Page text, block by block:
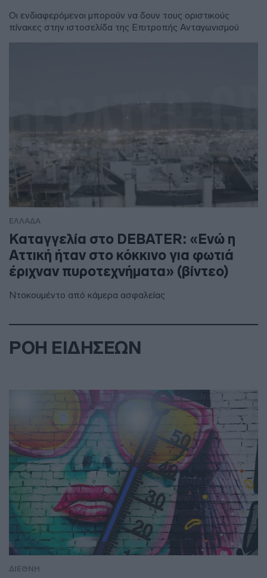
Οι ενδιαφερόμενοι μπορούν να δουν τους οριστικούς
πίνακες στην ιστοσελίδα της Επιτροπής Ανταγωνισμού
ΕΛΛΑΔΑ
Καταγγελία στο DEBATER: «Ενώ η
Αττική ήταν στο κόκκινο για φωτιά
έριχναν πυροτεχνήματα» (βίντεο)
Ντοκουμέντο από κάμερα ασφαλείας
ΡΟΗ ΕΙΔΗΣΕΩΝ
ΔΙΕΘΝΗ